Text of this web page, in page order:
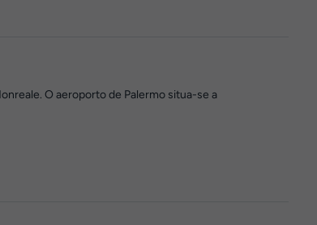
O aeroporto de Palermo situa-se a